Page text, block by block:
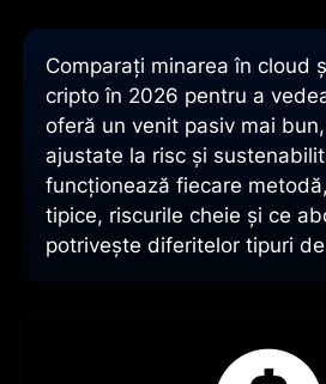
Comparați minarea în cloud
cripto în 2026 pentru a
oferă un venit pasiv mai
ajustate la risc și
funcționează fiecare
tipice, riscurile cheie și ce
potrivește diferitelor tipuri